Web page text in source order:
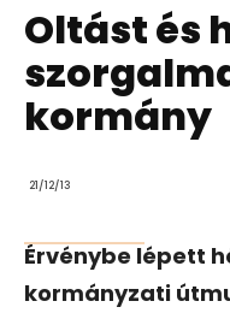
Oltást és
kormány
21/12/13
Érvénybe lépett
kormányzati